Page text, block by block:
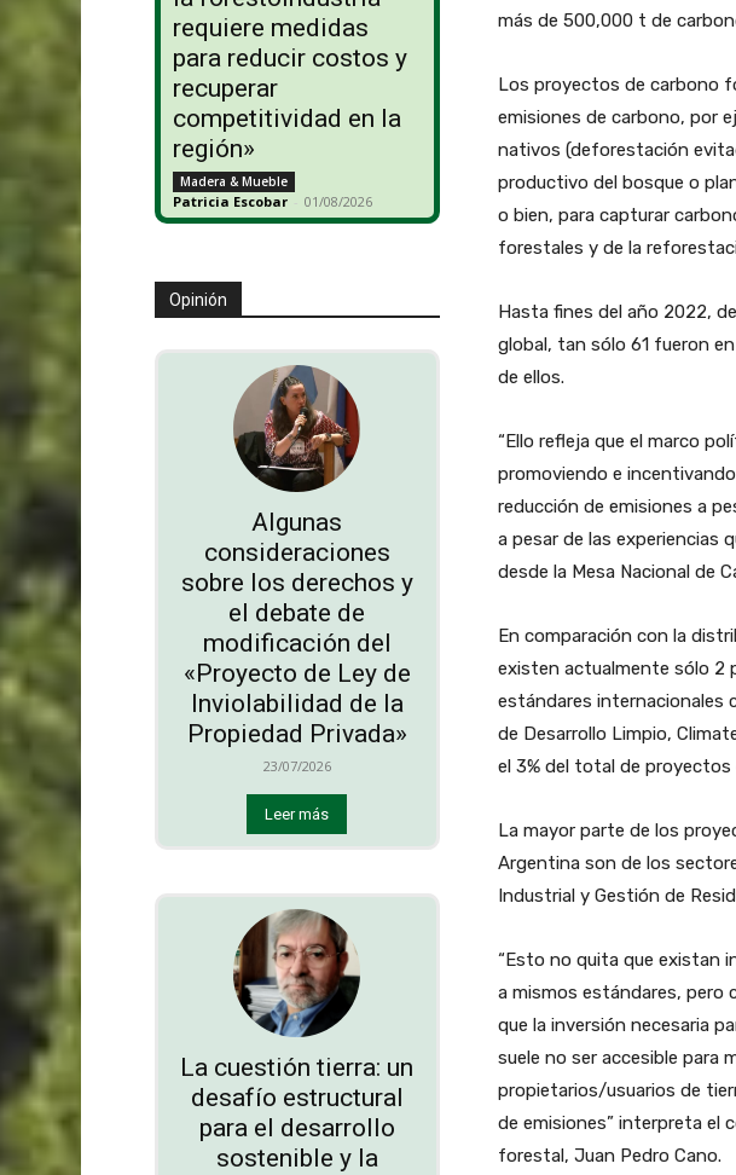
requiere medidas
para reducir costos y
recuperar
competitividad en la
región»
Madera & Mueble
Patricia Escobar - 01/08/2026
Opinión
Algunas
consideraciones
sobre los derechos y
el debate de
modificación del
«Proyecto de Ley de
Inviolabilidad de la
Propiedad Privada»
23/07/2026
Leer más
La cuestión tierra: un
desafío estructural
para el desarrollo
sostenible y la
más de 500,000 t de
Los proyectos de carbono
emisiones de carbono, por
nativos (deforestación
productivo del bosque o
o bien, para capturar
forestales y de la
Hasta fines del año 2022,
global, tan sólo 61 fueron
de ellos.
“Ello refleja que el marco
promoviendo e
reducción de emisiones a
a pesar de las experiencias
desde la Mesa Nacional de
En comparación con la
existen actualmente sólo 2
estándares internacionales
de Desarrollo Limpio,
el 3% del total de proyectos
La mayor parte de los
Argentina son de los
Industrial y Gestión de
“Esto no quita que existan
a mismos estándares, pero
que la inversión necesaria
suele no ser accesible para
propietarios/usuarios de
de emisiones” interpreta el
forestal, Juan Pedro Cano.